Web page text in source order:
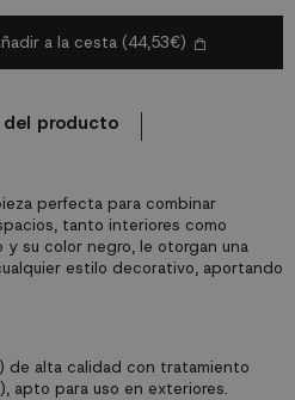
perfecta para combinar
tanto interiores como
y su color negro, le otorgan una
estilo decorativo, aportando
de alta calidad con tratamiento
apto para uso en exteriores.
a la cesta (44,53€)
producto